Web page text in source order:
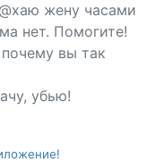
жену часами
нет. Помогите!
вы так
убью!